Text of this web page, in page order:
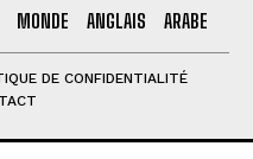
MONDE ANGLAIS ARABE
DE CONFIDENTIALITÉ